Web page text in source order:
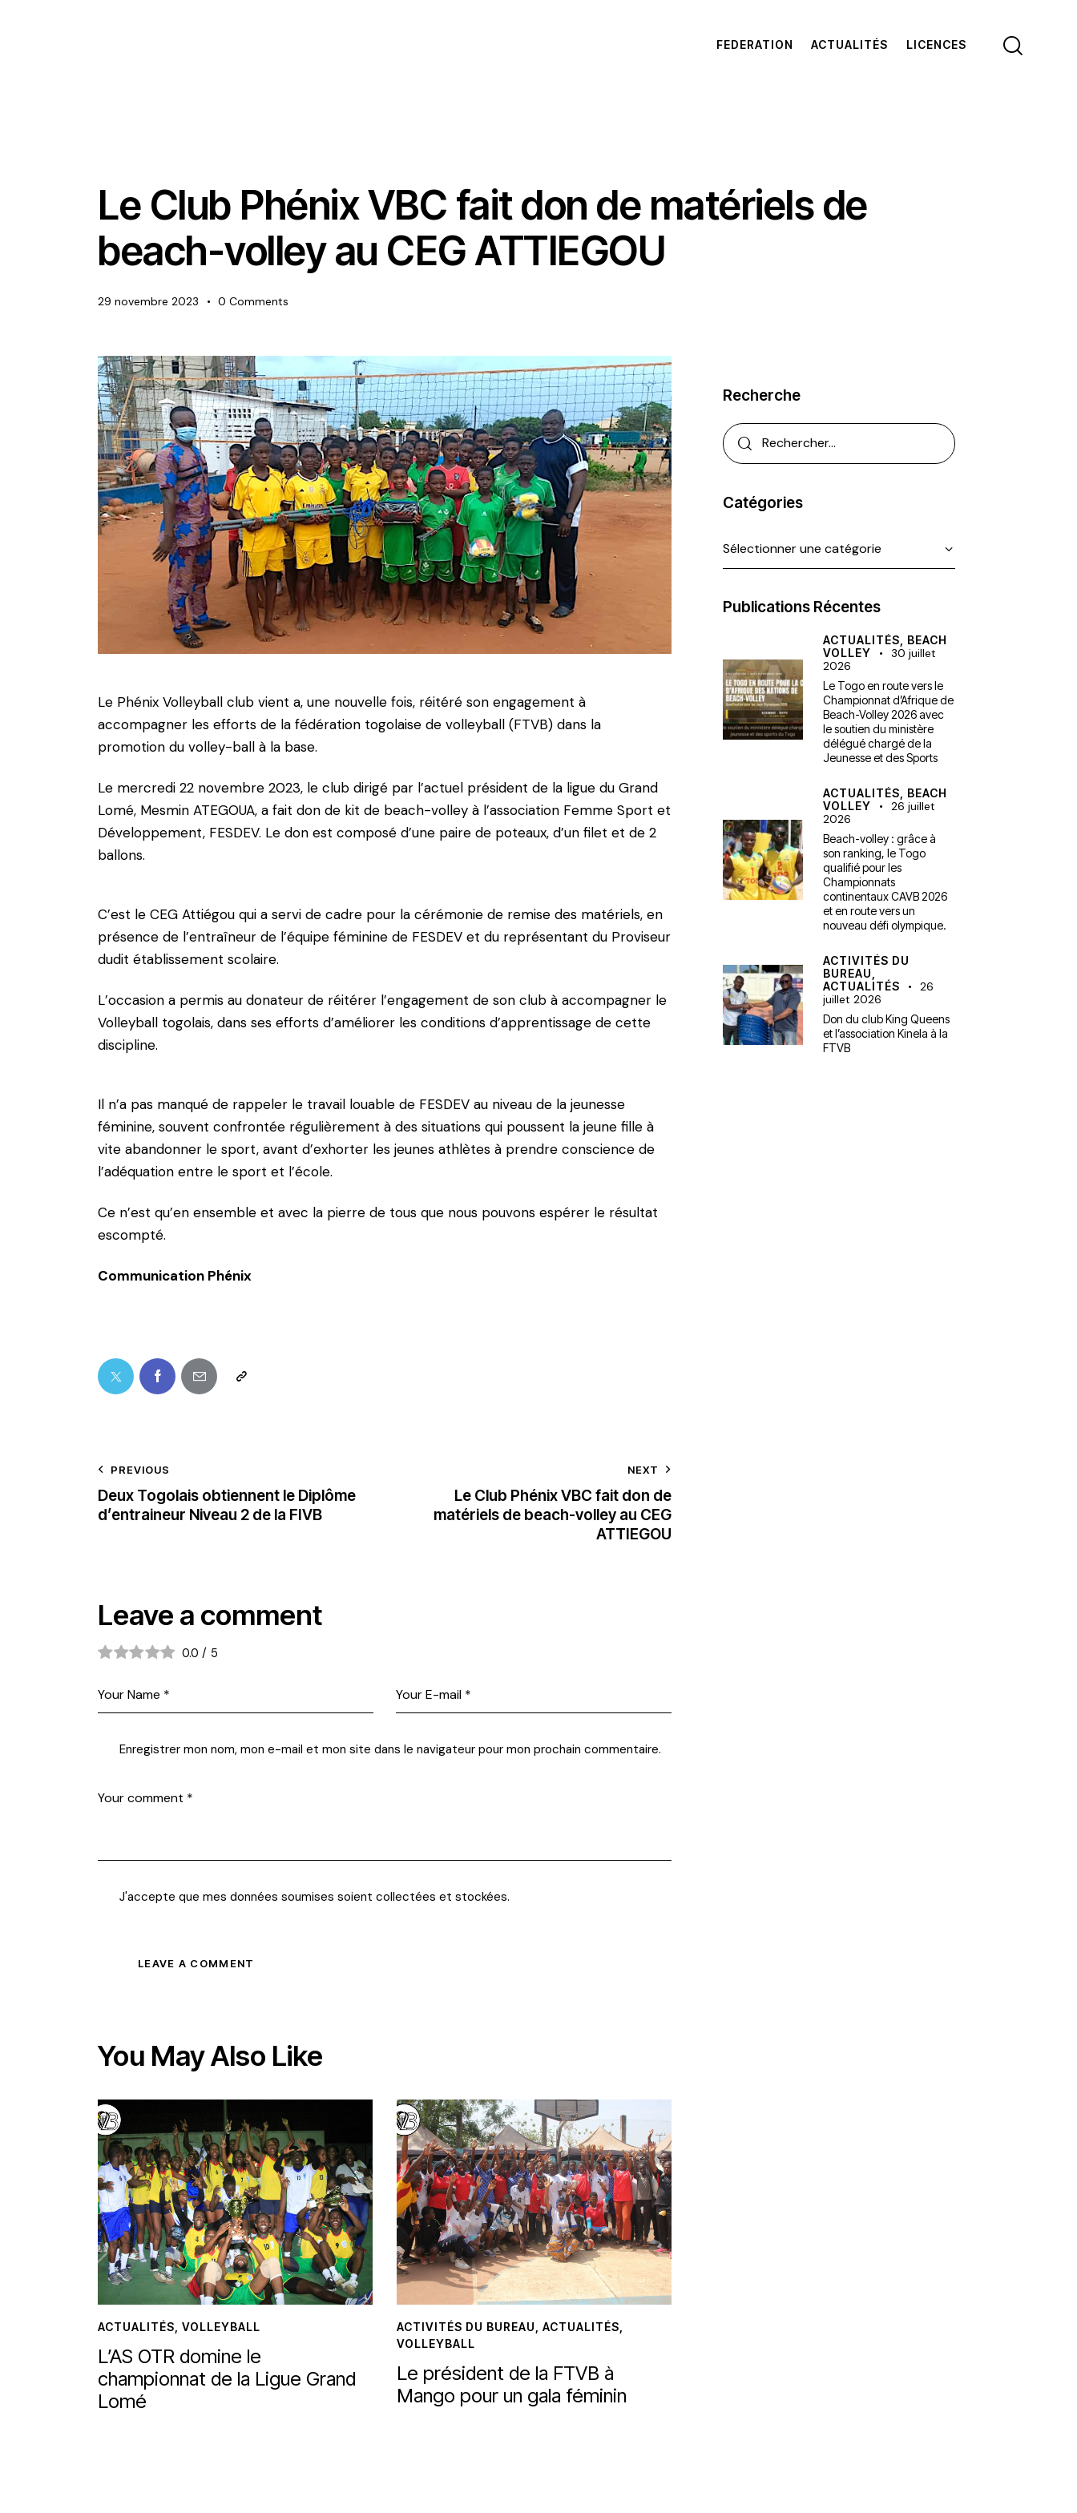
FEDERATION ACTUALITÉS LICENCES
Le Club Phénix VBC fait don de matériels de
beach-volley au CEG ATTIEGOU
29 novembre 2023 0 Comments
Le Phénix Volleyball club vient a, une nouvelle fois, réitéré son engagement à
accompagner les efforts de la fédération togolaise de volleyball (FTVB) dans la
promotion du volley-ball à la base.
Le mercredi 22 novembre 2023, le club dirigé par l’actuel président de la ligue du Grand
Lomé, Mesmin ATEGOUA, a fait don de kit de beach-volley à l’association Femme Sport et
Développement, FESDEV. Le don est composé d’une paire de poteaux, d’un filet et de 2
ballons.
C’est le CEG Attiégou qui a servi de cadre pour la cérémonie de remise des matériels, en
présence de l’entraîneur de l’équipe féminine de FESDEV et du représentant du Proviseur
dudit établissement scolaire.
L’occasion a permis au donateur de réitérer l’engagement de son club à accompagner le
Volleyball togolais, dans ses efforts d’améliorer les conditions d’apprentissage de cette
discipline.
Il n’a pas manqué de rappeler le travail louable de FESDEV au niveau de la jeunesse
féminine, souvent confrontée régulièrement à des situations qui poussent la jeune fille à
vite abandonner le sport, avant d’exhorter les jeunes athlètes à prendre conscience de
l’adéquation entre le sport et l’école.
Ce n’est qu’en ensemble et avec la pierre de tous que nous pouvons espérer le résultat
escompté.
Communication Phénix
PREVIOUS
Deux Togolais obtiennent le Diplôme
d’entraineur Niveau 2 de la FIVB
NEXT
Le Club Phénix VBC fait don de
matériels de beach-volley au CEG
ATTIEGOU
Leave a comment
0.0 / 5
Enregistrer mon nom, mon e-mail et mon site dans le navigateur pour mon prochain commentaire.
J'accepte que mes données soumises soient collectées et stockées.
You May Also Like
ACTUALITÉS VOLLEYBALL
L’AS OTR domine le
championnat de la Ligue Grand
Lomé
ACTIVITÉS DU BUREAU ,ACTUALITÉS
VOLLEYBALL
Le président de la FTVB à
Mango pour un gala féminin
Recherche
Catégories
Publications Récentes
ACTUALITÉS, BEACH
VOLLEY
30 juillet
2026
Le Togo en route vers le
Championnat d’Afrique de
Beach-Volley 2026 avec
le soutien du ministère
délégué chargé de la
Jeunesse et des Sports
ACTUALITÉS, BEACH
VOLLEY
26 juillet
2026
Beach-volley : grâce à
son ranking, le Togo
qualifié pour les
Championnats
continentaux CAVB 2026
et en route vers un
nouveau défi olympique.
ACTIVITÉS DU
BUREAU,
ACTUALITÉS
26
juillet 2026
Don du club King Queens
et l’association Kinela à la
FTVB